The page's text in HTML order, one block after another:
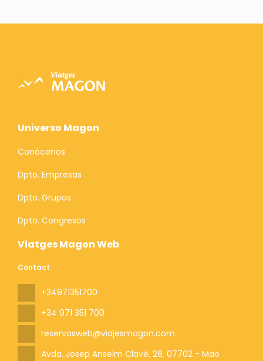
Viatges Magon Web
Contact
+34971351700
+34 971 351 700
reservasweb@viajesmagon.com
Avda. Josep Anselm Clavé, 28, 07702 - Mao
Universo Magon
Conócenos
Dpto. Empresas
Dpto. Grupos
Dpto. Congresos